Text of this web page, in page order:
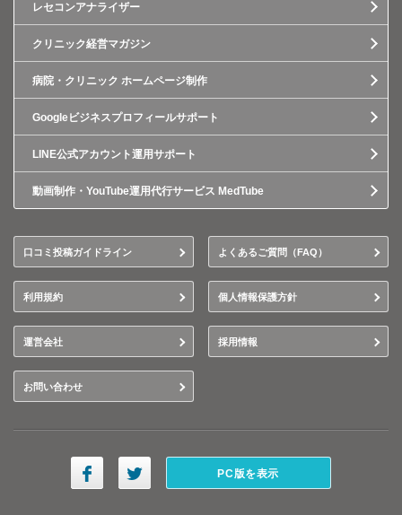
レセコンアナライザー
クリニック経営マガジン
病院・クリニック ホームページ制作
Googleビジネスプロフィールサポート
LINE公式アカウント運用サポート
動画制作・YouTube運用代行サービス MedTube
口コミ投稿ガイドライン よくあるご質問（FAQ）
利用規約 個人情報保護方針
運営会社 採用情報
お問い合わせ
PC版を表示